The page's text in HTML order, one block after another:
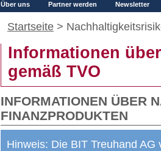
Über uns Partner werden Newsletter
Startseite >
Informationen
gemäß TVO
INFORMATIONEN ÜBER
FINANZPRODUKTEN
Hinweis: Die BIT Treuhand